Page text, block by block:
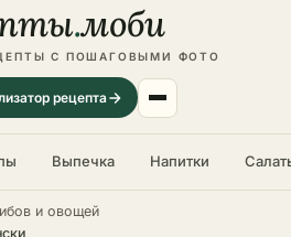
.моби
С ПОШАГОВЫМИ ФОТО
рецепта
Выпечка Напитки
и овощей